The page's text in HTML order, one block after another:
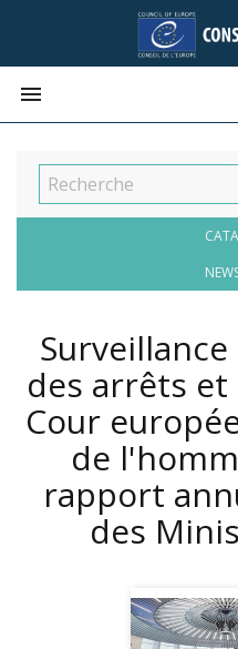

des arrêts et
Cour
de
rapport
des